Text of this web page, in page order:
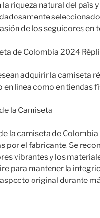
riqueza natural del país
de los seguidores en
de Colombia 2024
adquirir la camiseta
línea como en tiendas
la Camiseta
la camiseta de
por el fabricante. Se
vibrantes y los
para mantener la
original durante